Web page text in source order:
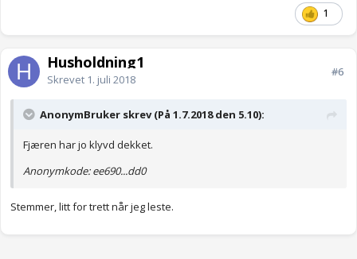
1
Husholdning1
Skrevet 1. juli 2018
#6
AnonymBruker skrev (På 1.7.2018 den 5.10):
Fjæren har jo klyvd dekket.
Anonymkode: ee690...dd0
Stemmer, litt for trett når jeg leste.